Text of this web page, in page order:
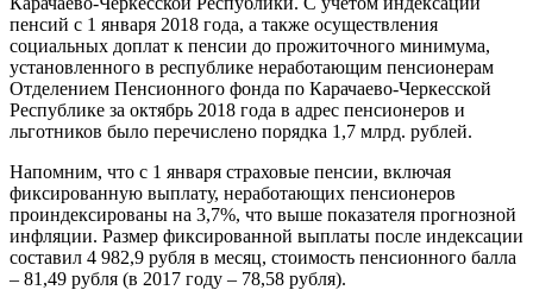
пенсий с 1 января 2018 года, а также осуществления
социальных доплат к пенсии до прожиточного минимума,
установленного в республике неработающим пенсионерам
Отделением Пенсионного фонда по Карачаево-Черкесской
Республике за октябрь 2018 года в адрес пенсионеров и
льготников было перечислено порядка 1,7 млрд. рублей.
Напомним, что с 1 января страховые пенсии, включая
фиксированную выплату, неработающих пенсионеров
проиндексированы на 3,7%, что выше показателя прогнозной
инфляции. Размер фиксированной выплаты после индексации
составил 4 982,9 рубля в месяц, стоимость пенсионного балла
– 81,49 рубля (в 2017 году – 78,58 рубля).